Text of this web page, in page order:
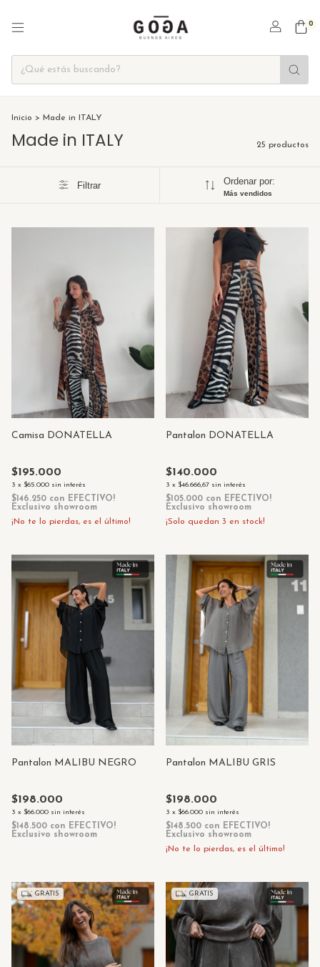
0
Inicio > Made in ITALY
Made in ITALY 25 productos
Filtrar Ordenar por:
Más vendidos
Camisa DONATELLA
$195.000
3 x $65.000 sin interés
$146.250 con EFECTIVO!
Exclusivo showroom
¡No te lo pierdas, es el último!
Pantalon DONATELLA
$140.000
3 x $46.666,67 sin interés
$105.000 con EFECTIVO!
Exclusivo showroom
¡Solo quedan 3 en stock!
Pantalon MALIBU NEGRO
$198.000
3 x $66.000 sin interés
$148.500 con EFECTIVO!
Exclusivo showroom
Pantalon MALIBU GRIS
$198.000
3 x $66.000 sin interés
$148.500 con EFECTIVO!
Exclusivo showroom
¡No te lo pierdas, es el último!
GRATIS GRATIS